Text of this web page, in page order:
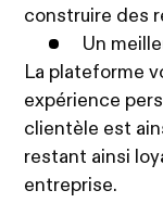
construire des
Un
La plateforme
expérience
clientèle est
restant ainsi
entreprise.